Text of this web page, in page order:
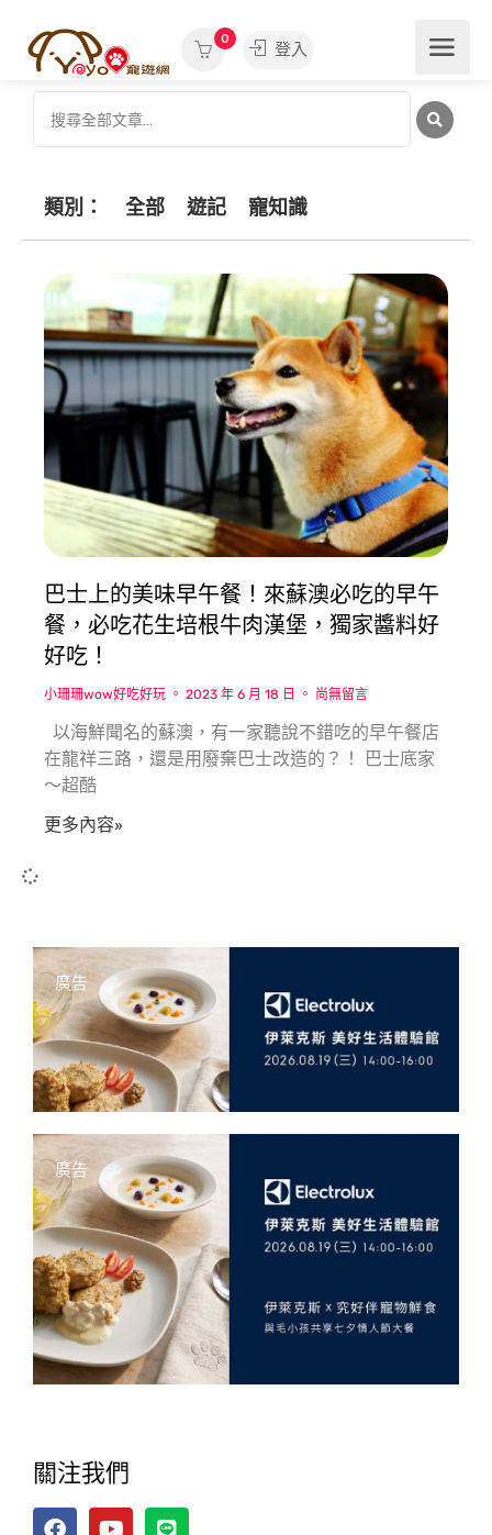
0
登入
類別： 全部 遊記 寵知識
巴士上的美味早午餐！來蘇澳必吃的早午
餐，必吃花生培根牛肉漢堡，獨家醬料好
好吃！
小珊珊wow好吃好玩 2023 年 6 月 18 日 尚無留言
以海鮮聞名的蘇澳，有一家聽說不錯吃的早午餐店
在龍祥三路，還是用廢棄巴士改造的？！ 巴士底家
〜超酷
更多內容»
廣告
廣告
關注我們